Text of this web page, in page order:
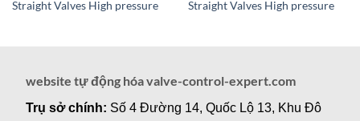
Straight Valves High pressure
Straight Valves High pressure
website tự động hóa valve-control-expert.com
Trụ sở chính: Số 4 Đường 14, Quốc Lộ 13, Khu Đô